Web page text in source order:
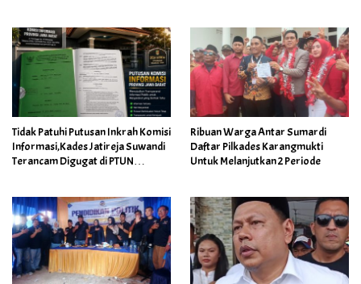
Tidak Patuhi Putusan Inkrah Komisi
Informasi,Kades Jatireja Suwandi
Terancam Digugat di PTUN
Ribuan Warga Antar Sumardi
Daftar Pilkades Karangmukti
Untuk Melanjutkan 2 Periode